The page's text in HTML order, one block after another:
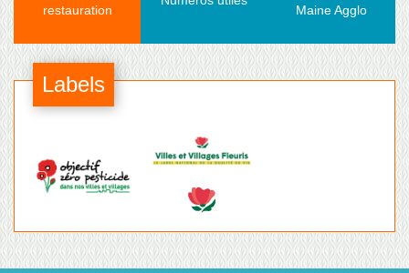
restauration
Maine Agglo
Labels